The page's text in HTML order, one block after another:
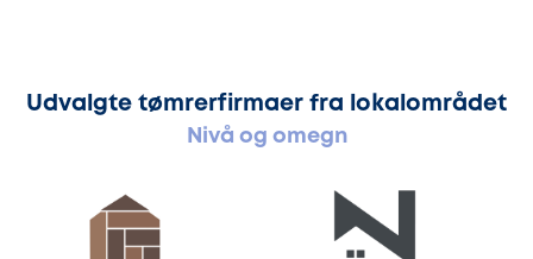
Udvalgte tømrerfirmaer fra lokalområdet
Nivå og omegn